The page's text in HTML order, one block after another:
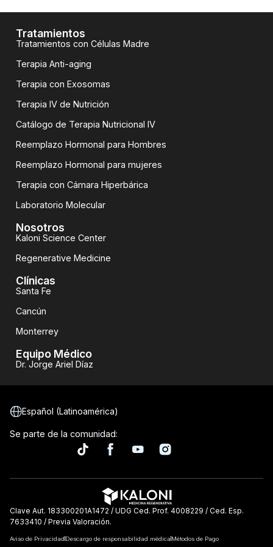
Tratamientos
Tratamientos con Células Madre
Terapia Anti-aging
Terapia con Exosomas
Terapia IV de Nutrición
Catálogo de Terapia Nutricional IV
Reemplazo Hormonal para Hombres
Reemplazo Hormonal para mujeres
Terapia con Cámara Hiperbárica
Laboratorio Molecular
Nosotros
Kaloni Science Center
Regenerative Medicine
Clínicas
Santa Fe
Cancún
Monterrey
Equipo Médico
Dr. Jorge Ariel Díaz
Español (Latinoamérica)
Se parte de la comunidad:
Clave Aut. 183300201A1472 / UDG Ced. Prof. 4008229 / Ced. Esp.
7633410 / Previa Valoración.
Aviso de Privacidad Descargo de responsabilidad médica Métodos de Pago